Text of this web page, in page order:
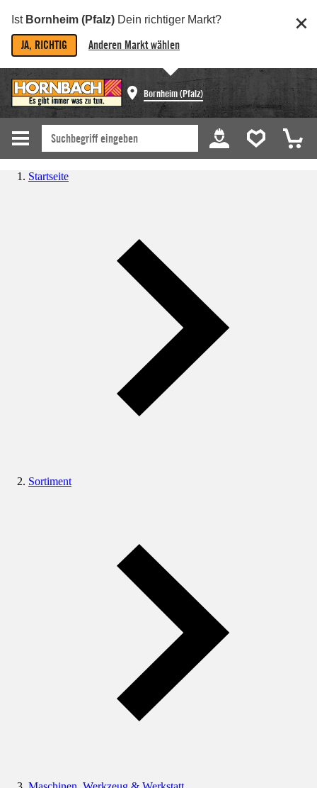
Ist Bornheim (Pfalz) Dein richtiger Markt?
JA, RICHTIG Anderen Markt wählen
Bornheim (Pfalz)
Startseite
Sortiment